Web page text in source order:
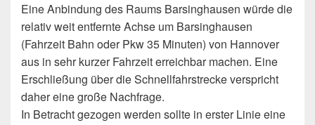
Eine Anbindung des Raums Barsinghausen würde die
relativ weit entfernte Achse um Barsinghausen
(Fahrzeit Bahn oder Pkw 35 Minuten) von Hannover
aus in sehr kurzer Fahrzeit erreichbar machen. Eine
Erschließung über die Schnellfahrstrecke verspricht
daher eine große Nachfrage.
In Betracht gezogen werden sollte in erster Linie eine